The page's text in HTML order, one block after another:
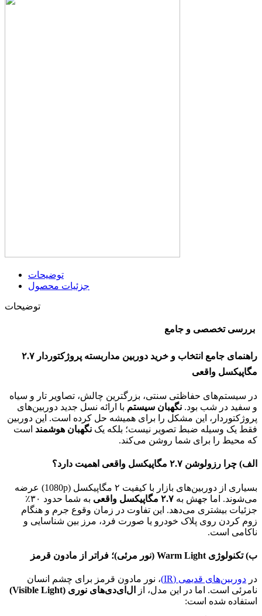
توضیحات
جزئیات محصول
توضیحات
بررسی تخصصی و جامع
راهنمای جامع انتخاب و خرید دوربین مداربسته پروژکتوردار ۲.۷
مگاپیکسل واقعی
در سیستم‌های حفاظتی سنتی، بزرگترین چالش، تصاویر تار و سیاه
و سفید در شب بود. نگهبان سیستم با ارائه نسل جدید دوربین‌های
پروژکتوردار، این مشکل را برای همیشه حل کرده است. این دوربین
فقط یک وسیله ضبط تصویر نیست؛ بلکه یک نگهبان هوشمند است
که محیط را برای شما روشن می‌کند.
الف) چرا رزولوشن ۲.۷ مگاپیکسل واقعی اهمیت دارد؟
بسیاری از دوربین‌های بازار با کیفیت ۲ مگاپیکسل (1080p) عرضه
می‌شوند. اما جهش به ۲.۷ مگاپیکسل واقعی
به شما حدود ۳۰٪
جزئیات بیشتری می‌دهد. این تفاوت در زمان وقوع جرم و هنگام
زوم کردن روی پلاک خودرو یا صورت فرد، مرز بین شناسایی و
ناکامی است.
ب) تکنولوژی Warm Light (نور مرئی)؛ فراتر از مادون قرمز
در دوربین‌های قدیمی (IR)
، نور مادون قرمز برای چشم انسان
نامرئی است. اما در این مدل، از
ال‌ای‌دی‌های نوری (Visible Light)
استفاده شده است: